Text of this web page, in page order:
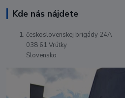
Kde nás nájdete
československej brigády 24A
038 61 Vrútky
Slovensko